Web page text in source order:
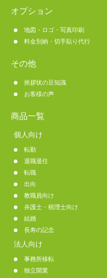
オプション
地図・ロゴ・写真印刷
料金別納・切手貼り代行
その他
挨拶状の豆知識
お客様の声
商品一覧
個人向け
転勤
退職退任
転職
出向
教職員向け
弁護士・税理士向け
結婚
長寿の記念
法人向け
事務所移転
独立開業